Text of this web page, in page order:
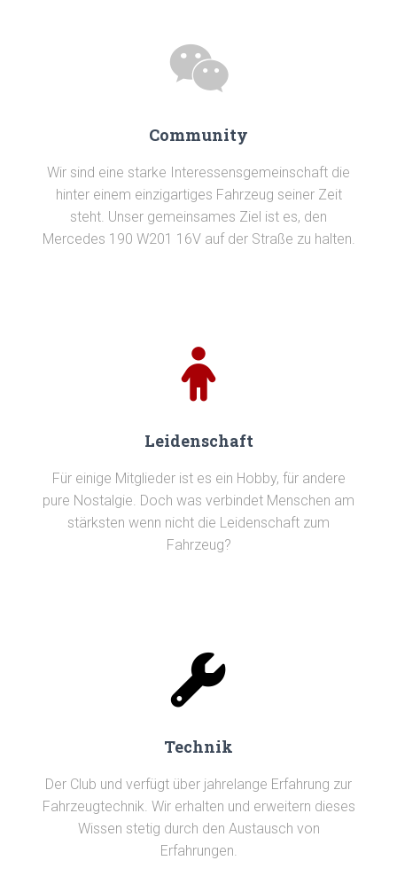
Community
Wir sind eine starke Interessensgemeinschaft die
hinter einem einzigartiges Fahrzeug seiner Zeit
steht. Unser gemeinsames Ziel ist es, den
Mercedes 190 W201 16V auf der Straße zu halten.
Leidenschaft
Für einige Mitglieder ist es ein Hobby, für andere
pure Nostalgie. Doch was verbindet Menschen am
stärksten wenn nicht die Leidenschaft zum
Fahrzeug?
Technik
Der Club und verfügt über jahrelange Erfahrung zur
Fahrzeugtechnik. Wir erhalten und erweitern dieses
Wissen stetig durch den Austausch von
Erfahrungen.